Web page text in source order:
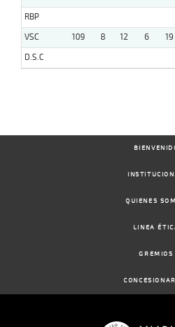
RBP
VSC
109 8 12 6 19
D.S.C
QUIENES
LINEA
GREMIOS